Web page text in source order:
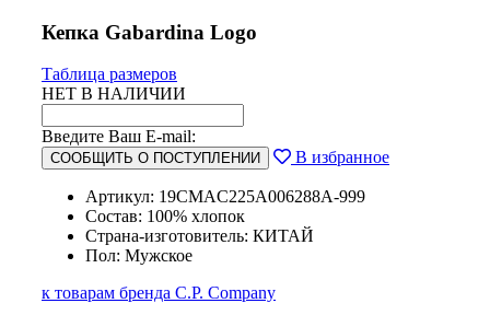
Кепка Gabardina Logo
Таблица размеров
НЕТ В НАЛИЧИИ
Введите Ваш E-mail:
СООБЩИТЬ О ПОСТУПЛЕНИИ В избранное
Артикул: 19CMAC225A006288A-999
Состав: 100% хлопок
Страна-изготовитель: КИТАЙ
Пол: Мужское
к товарам бренда C.P. Company